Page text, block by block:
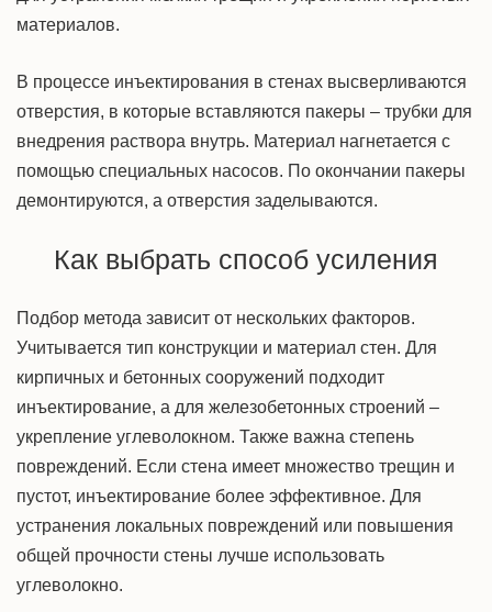
материалов.
В процессе инъектирования в стенах высверливаются
отверстия, в которые вставляются пакеры – трубки для
внедрения раствора внутрь. Материал нагнетается с
помощью специальных насосов. По окончании пакеры
демонтируются, а отверстия заделываются.
Как выбрать способ усиления
Подбор метода зависит от нескольких факторов.
Учитывается тип конструкции и материал стен. Для
кирпичных и бетонных сооружений подходит
инъектирование, а для железобетонных строений –
укрепление углеволокном. Также важна степень
повреждений. Если стена имеет множество трещин и
пустот, инъектирование более эффективное. Для
устранения локальных повреждений или повышения
общей прочности стены лучше использовать
углеволокно.